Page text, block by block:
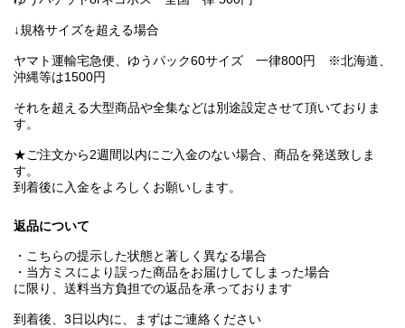
↓規格サイズを超える場合
ヤマト運輸宅急便、ゆうパック60サイズ 一律800円 ※北海道、
沖縄等は1500円
それを超える大型商品や全集などは別途設定させて頂いておりま
す。
★ご注文から2週間以内にご入金のない場合、商品を発送致しま
す。
到着後に入金をよろしくお願いします。
返品について
・こちらの提示した状態と著しく異なる場合
・当方ミスにより誤った商品をお届けしてしまった場合
に限り、送料当方負担での返品を承っております
到着後、3日以内に、まずはご連絡ください